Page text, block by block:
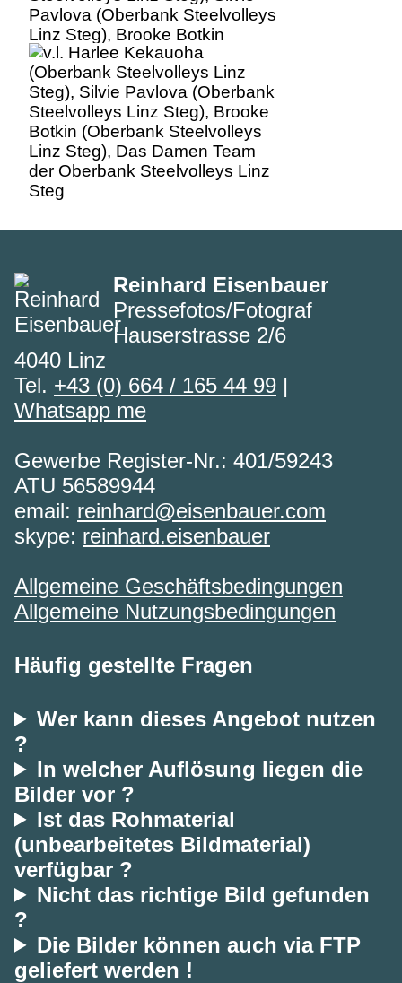
Pavlova (Oberbank Steelvolleys
Linz Steg), Brooke Botkin
(Oberbank Steelvolleys Linz
Steg), Das Damen Team der
Oberbank Steelvolleys Linz
Steg
Reinhard Eisenbauer
Pressefotos/Fotograf
Hauserstrasse 2/6
4040 Linz
Tel. +43 (0) 664 / 165 44 99 |
Whatsapp me
Gewerbe Register-Nr.: 401/59243
ATU 56589944
email: reinhard@eisenbauer.com
skype: reinhard.eisenbauer
Allgemeine Geschäftsbedingungen
Allgemeine Nutzungsbedingungen
Häufig gestellte Fragen
Wer kann dieses Angebot nutzen
?
In welcher Auflösung liegen die
Bilder vor ?
Ist das Rohmaterial
(unbearbeitetes Bildmaterial)
verfügbar ?
Nicht das richtige Bild gefunden
?
Die Bilder können auch via FTP
geliefert werden !